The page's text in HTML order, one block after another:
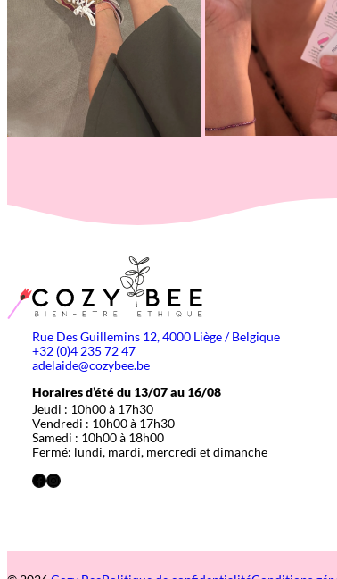
Rue Des Guillemins 12, 4000 Liège / Belgique
+32 (0)4 235 72 47
adelaide@cozybee.be
Horaires d’été du 13/07 au 16/08
Jeudi : 10h00 à 17h30
Vendredi : 10h00 à 17h30
Samedi : 10h00 à 18h00
Fermé: lundi, mardi, mercredi et dimanche
Facebook
Instagram